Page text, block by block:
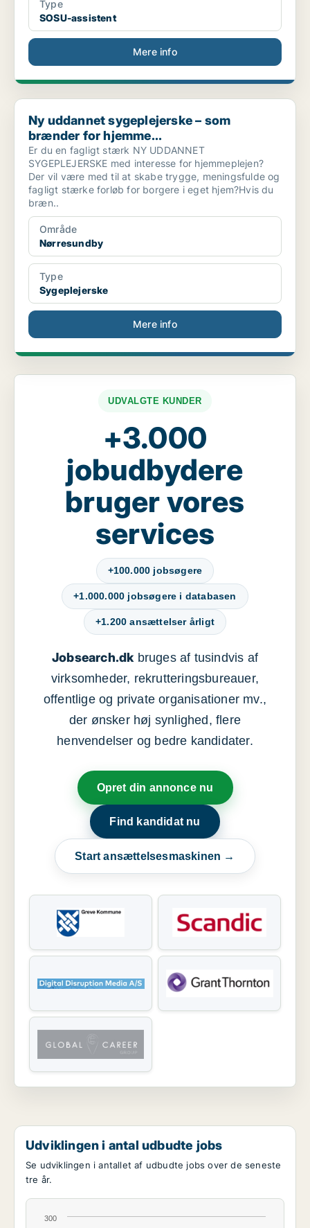
Type
SOSU-assistent
Mere info
Ny uddannet sygeplejerske – som brænder for hjemme...
Ny uddannet sygeplejerske – som
brænder for hjemme...
Er du en fagligt stærk NY UDDANNET
SYGEPLEJERSKE med interesse for hjemmeplejen?
Der vil være med til at skabe trygge, meningsfulde og
fagligt stærke forløb for borgere i eget hjem?Hvis du
bræn..
Område
Nørresundby
Type
Sygeplejerske
Mere info
UDVALGTE KUNDER
+3.000
jobudbydere
bruger vores
services
+100.000 jobsøgere
+1.000.000 jobsøgere i databasen
+1.200 ansættelser årligt
Jobsearch.dkbruges af tusindvis af
virksomheder, rekrutteringsbureauer,
offentlige og private organisationer mv.,
der ønsker høj synlighed, flere
henvendelser og bedre kandidater.
Opret din annonce nu
Find kandidat nu
Start ansættelsesmaskinen →
Udviklingen i antal udbudte jobs
Se udviklingen i antallet af udbudte jobs over de seneste
tre år.
300